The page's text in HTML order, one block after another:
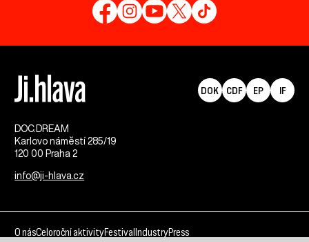
DOC.DREAM​
Karlovo náměstí 285/19
120 00 Praha 2
info@ji-hlava.cz
DOK CDF EP IF
O násCeloroční aktivityFestival IndustryPress